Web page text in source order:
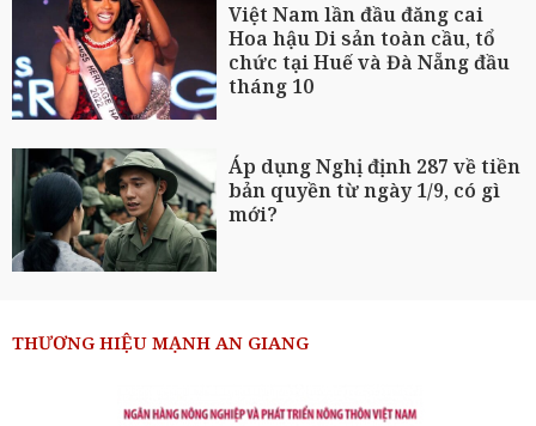
Việt Nam lần đầu đăng cai
Hoa hậu Di sản toàn cầu, tổ
chức tại Huế và Đà Nẵng đầu
tháng 10
Áp dụng Nghị định 287 về tiền
bản quyền từ ngày 1/9, có gì
mới?
THƯƠNG HIỆU MẠNH AN GIANG